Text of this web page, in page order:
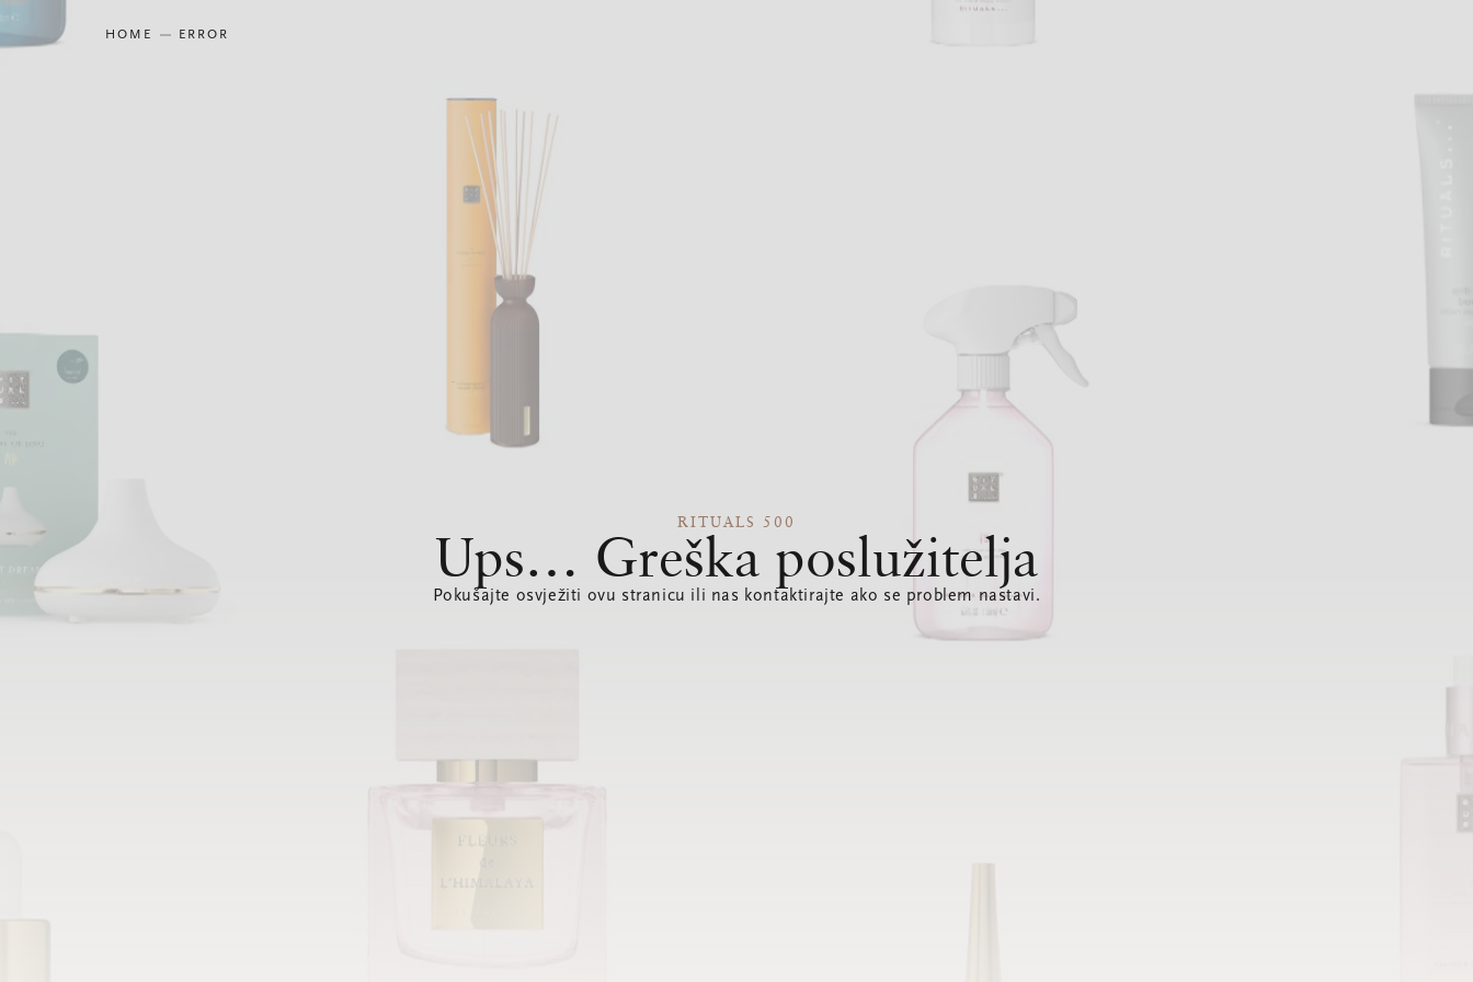
HOME ERROR
RITUALS 500
Ups… Greška poslužitelja
Pokušajte osvježiti ovu stranicu ili nas kontaktirajte ako se problem nastavi.